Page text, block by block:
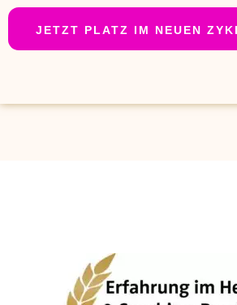
JETZT PLATZ IM NEUEN